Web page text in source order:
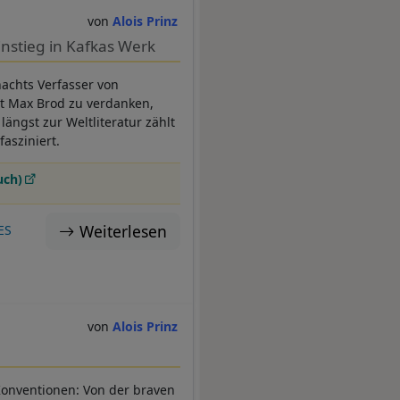
Alois Prinz
in Kafkas Werk
Verfasser von
Max Brod zu verdanken,
längst zur Weltliteratur zählt
Weiterlesen
Alois Prinz
Von der braven